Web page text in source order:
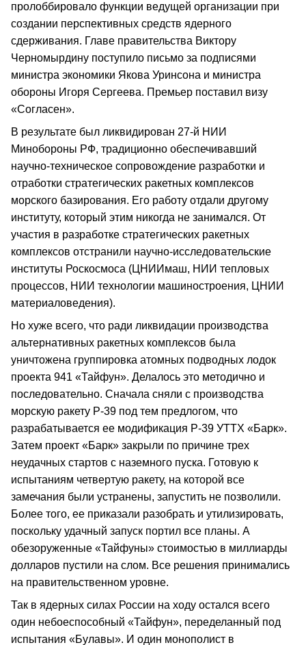
пролоббировало функции ведущей организации при
создании перспективных средств ядерного
сдерживания. Главе правительства Виктору
Черномырдину поступило письмо за подписями
министра экономики Якова Уринсона и министра
обороны Игоря Сергеева. Премьер поставил визу
«Согласен».
В результате был ликвидирован 27-й НИИ
Минобороны РФ, традиционно обеспечивавший
научно-техническое сопровождение разработки и
отработки стратегических ракетных комплексов
морского базирования. Его работу отдали другому
институту, который этим никогда не занимался. От
участия в разработке стратегических ракетных
комплексов отстранили научно-исследовательские
институты Роскосмоса (ЦНИИмаш, НИИ тепловых
процессов, НИИ технологии машиностроения, ЦНИИ
материаловедения).
Но хуже всего, что ради ликвидации производства
альтернативных ракетных комплексов была
уничтожена группировка атомных подводных лодок
проекта 941 «Тайфун». Делалось это методично и
последовательно. Сначала сняли с производства
морскую ракету Р-39 под тем предлогом, что
разрабатывается ее модификация Р-39 УТТХ «Барк».
Затем проект «Барк» закрыли по причине трех
неудачных стартов с наземного пуска. Готовую к
испытаниям четвертую ракету, на которой все
замечания были устранены, запустить не позволили.
Более того, ее приказали разобрать и утилизировать,
поскольку удачный запуск портил все планы. А
обезоруженные «Тайфуны» стоимостью в миллиарды
долларов пустили на слом. Все решения принимались
на правительственном уровне.
Так в ядерных силах России на ходу остался всего
один небоеспособный «Тайфун», переделанный под
испытания «Булавы». И один монополист в